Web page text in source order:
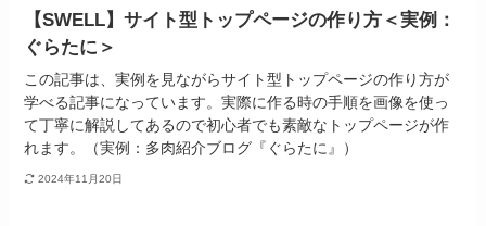
【SWELL】サイト型トップページの作り方＜実例：
ぐらたに＞
この記事は、実例を見ながらサイト型トップページの作り方が
学べる記事になっています。実際に作る時の手順を画像を使っ
て丁寧に解説してあるので初心者でも素敵なトップページが作
れます。（実例：多肉紹介ブログ『ぐらたに』）
2024年11月20日